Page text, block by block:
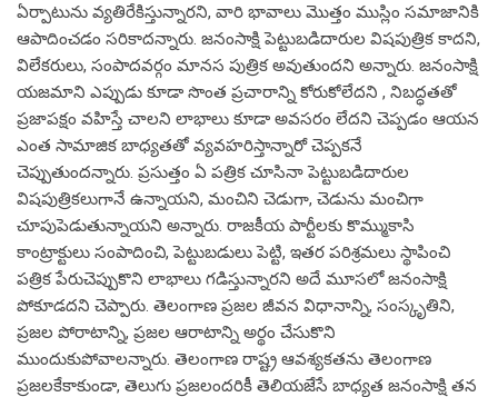
ఏర్పాటును వ్యతిరేకిస్తున్నారని, వారి భావాలు మొత్తం ముస్లిం సమాజానికి
ఆపాదించడం సరికాదన్నారు. జనంసాక్షి పెట్టుబడిదారుల విషపుత్రిక కాదని,
విలేకరులు, సంపాదవర్గం మానస పుత్రిక అవుతుందని అన్నారు. జనంసాక్షి
యజమాని ఎప్పుడు కూడా సొంత ప్రచారాన్ని కోరుకోలేదని , నిబద్ధతతో
ప్రజాపక్షం వహిస్తే చాలని లాభాలు కూడా అవసరం లేదని చెప్పడం ఆయన
ఎంత సామాజిక బాధ్యతతో వ్యవహరిస్తాన్నారో చెప్పకనే
చెప్పుతుందన్నారు. ప్రసుత్తం ఏ పత్రిక చూసినా పెట్టుబడిదారుల
విషపుత్రికలుగానే ఉన్నాయని, మంచిని చెడుగా, చెడును మంచిగా
చూపుపెడుతున్నాయని అన్నారు. రాజకీయ పార్టీలకు కొమ్ముకాసి
కాంట్రాక్టులు సంపాదించి, పెట్టుబడులు పెట్టి, ఇతర పరిశ్రమలు స్థాపించి
పత్రిక పేరుచెప్పుకొని లాభాలు గడిస్తున్నారని అదే మూసలో జనంసాక్షి
పోకూడదని చెప్పారు. తెలంగాణ ప్రజల జీవన విధానాన్ని, సంస్కృతిని,
ప్రజల పోరాటాన్ని, ప్రజల ఆరాటాన్ని అర్థం చేసుకొని
ముందుకుపోవాలన్నారు. తెలంగాణ రాష్ట్ర ఆవశ్యకతను తెలంగాణ
ప్రజలకేకాకుండా, తెలుగు ప్రజలందరికీ తెలియజేసే బాధ్యత జనంసాక్షి తన